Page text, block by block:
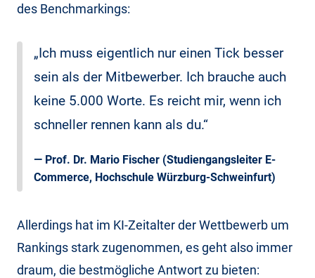
des Benchmarkings:
„Ich muss eigentlich nur einen Tick besser
sein als der Mitbewerber. Ich brauche auch
keine 5.000 Worte. Es reicht mir, wenn ich
schneller rennen kann als du.“
— Prof. Dr. Mario Fischer (Studiengangsleiter E-
Commerce, Hochschule Würzburg-Schweinfurt)
Allerdings hat im KI-Zeitalter der Wettbewerb um
Rankings stark zugenommen, es geht also immer
draum, die bestmögliche Antwort zu bieten: